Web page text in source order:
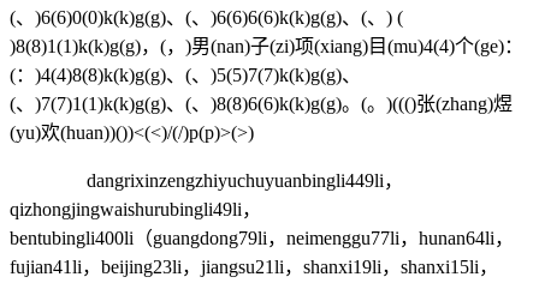
(、)6(6)0(0)k(k)g(g)、(、)6(6)6(6)k(k)g(g)、(、) (
)8(8)1(1)k(k)g(g)，(，)男(nan)子(zi)项(xiang)目(mu)4(4)个(ge)：
(：)4(4)8(8)k(k)g(g)、(、)5(5)7(7)k(k)g(g)、
(、)7(7)1(1)k(k)g(g)、(、)8(8)6(6)k(k)g(g)。(。)((()张(zhang)煜
(yu)欢(huan))())<(<)/(/)p(p)>(>)
dangrixinzengzhiyuchuyuanbingli449li，
qizhongjingwaishurubingli49li，
bentubingli400li（guangdong79li，neimenggu77li，hunan64li，
fujian41li，beijing23li，jiangsu21li，shanxi19li，shanxi15li，